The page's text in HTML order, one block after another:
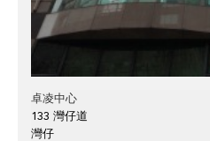
卓凌中心
133 灣仔道
灣仔